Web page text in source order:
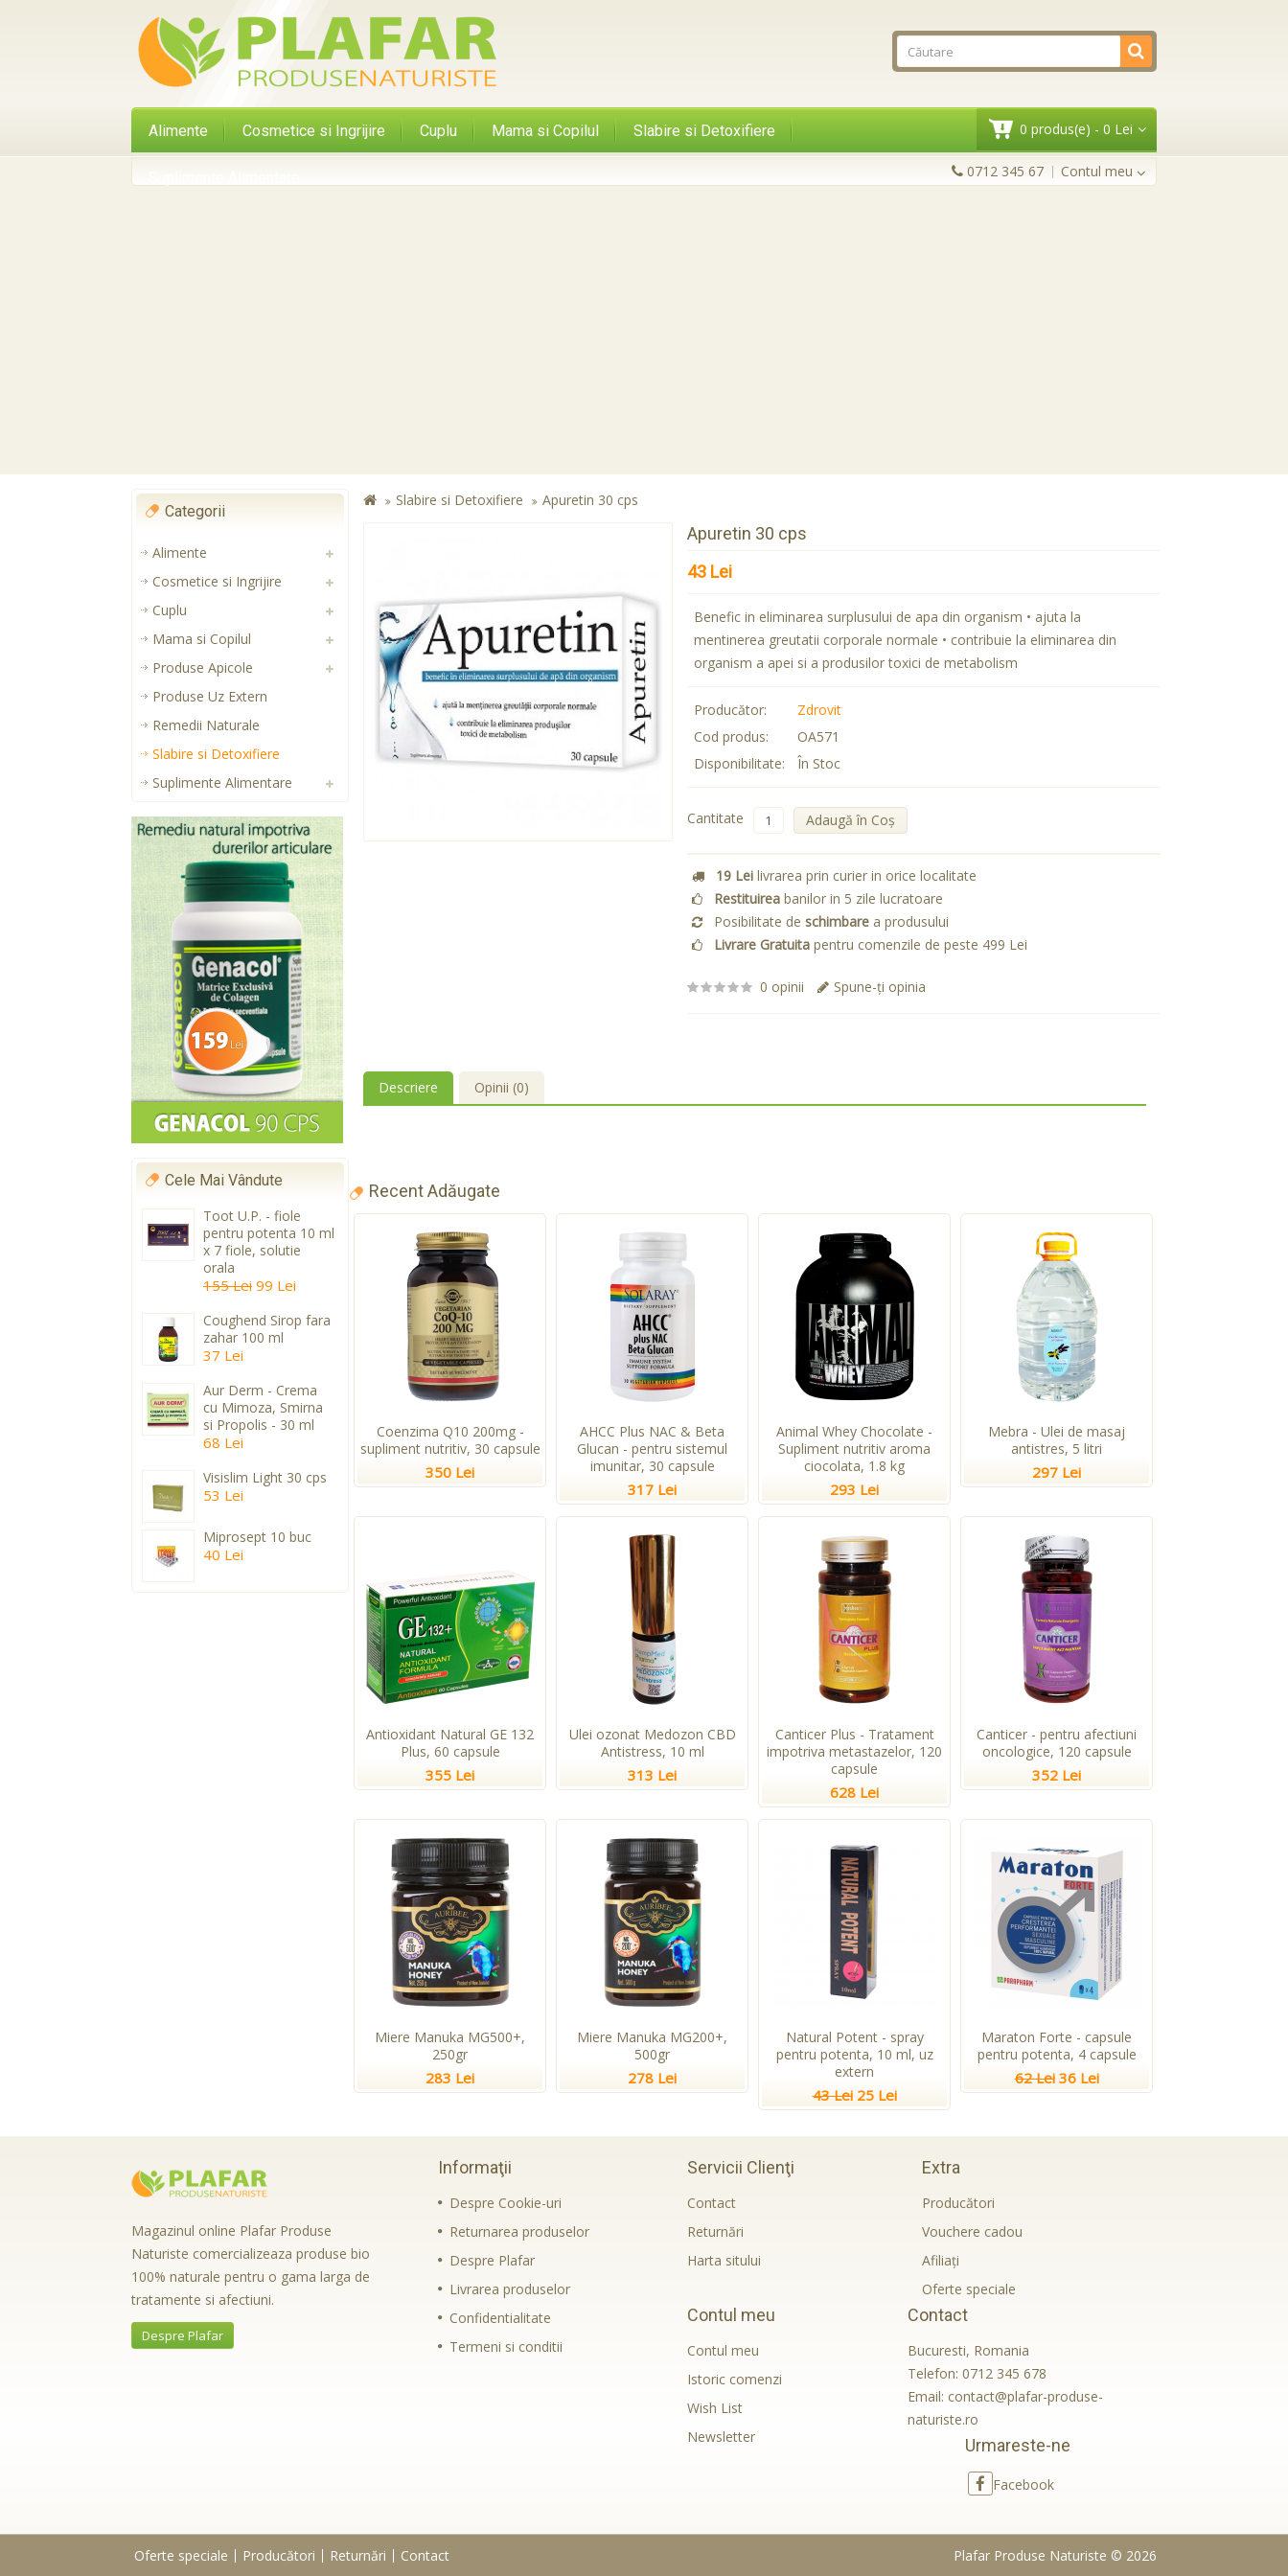
Alimente Cosmetice si Ingrijire Cuplu Mama si Copilul Slabire si Detoxifiere 0 produs(e) - 0 Lei
0712 345 67 Contul meu
Categorii
Alimente
Cosmetice si Ingrijire
Cuplu
Mama si Copilul
Produse Apicole
Produse Uz Extern
Remedii Naturale
Slabire si Detoxifiere
Suplimente Alimentare
Cele Mai Vândute
Toot U.P. - fiole
pentru potenta 10 ml
x 7 fiole, solutie
orala
155 Lei 99 Lei
Coughend Sirop fara
zahar 100 ml
37 Lei
Aur Derm - Crema
cu Mimoza, Smirna
si Propolis - 30 ml
68 Lei
Visislim Light 30 cps
53 Lei
Miprosept 10 buc
40 Lei
Slabire si Detoxifiere Apuretin 30 cps
Apuretin 30 cps
43 Lei
Benefic in eliminarea surplusului de apa din organism • ajuta la
mentinerea greutatii corporale normale • contribuie la eliminarea din
organism a apei si a produsilor toxici de metabolism
Producător:
Zdrovit
Cod produs:
OA571
Disponibilitate:
În Stoc
Cantitate Adaugă în Coş
19 Leilivrarea prin curier in orice localitate
Restituireabanilor in 5 zile lucratoare
Posibilitate de schimbarea produsului
Livrare Gratuitapentru comenzile de peste 499 Lei
0 opinii Spune-ţi opinia
Descriere Opinii (0)
Recent Adăugate
Coenzima Q10 200mg -
supliment nutritiv, 30 capsule
350 Lei
AHCC Plus NAC & Beta
Glucan - pentru sistemul
imunitar, 30 capsule
317 Lei
Animal Whey Chocolate -
Supliment nutritiv aroma
ciocolata, 1.8 kg
293 Lei
Mebra - Ulei de masaj
antistres, 5 litri
297 Lei
Antioxidant Natural GE 132
Plus, 60 capsule
355 Lei
Ulei ozonat Medozon CBD
Antistress, 10 ml
313 Lei
Canticer Plus - Tratament
impotriva metastazelor, 120
capsule
628 Lei
Canticer - pentru afectiuni
oncologice, 120 capsule
352 Lei
Miere Manuka MG500+,
250gr
283 Lei
Miere Manuka MG200+,
500gr
278 Lei
Natural Potent - spray
pentru potenta, 10 ml, uz
extern
43 Lei 25 Lei
Maraton Forte - capsule
pentru potenta, 4 capsule
62 Lei 36 Lei
Magazinul online Plafar Produse
Naturiste comercializeaza produse bio
100% naturale pentru o gama larga de
tratamente si afectiuni.
Despre Plafar
Informaţii
Despre Cookie-uri
Returnarea produselor
Despre Plafar
Livrarea produselor
Confidentialitate
Termeni si conditii
Servicii Clienţi
Contact
Returnări
Harta sitului
Extra
Producători
Vouchere cadou
Afiliaţi
Oferte speciale
Contul meu
Contul meu
Istoric comenzi
Wish List
Newsletter
Contact
Bucuresti, Romania
Telefon: 0712 345 678
Email: contact@plafar-produse-
naturiste.ro
Urmareste-ne
Facebook
Oferte speciale Producători Returnări Contact Plafar Produse Naturiste © 2026